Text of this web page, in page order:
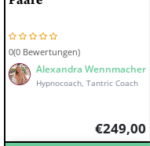
0(0 Bewertungen)
Pleasure Queen Eva
199,00€88,00